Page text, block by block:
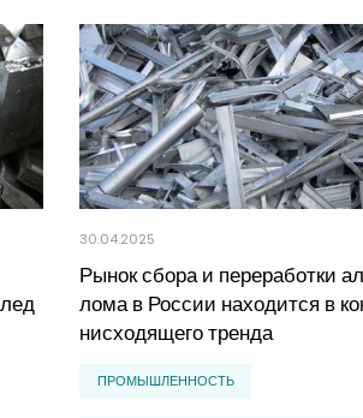
30.04.2025
Рынок сбора и переработки
лома в России находится в
нисходящего тренда
ПРОМЫШЛЕННОСТЬ